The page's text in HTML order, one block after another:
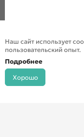
Наш сайт использует
пользовательский опыт.
Подробнее
Хорошо